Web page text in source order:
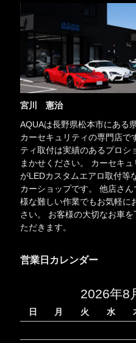
宮川 憲治
AQUAは長野県松本市にある
カーセキュリティの専門店で
ティ取付は実績のあるプロシ
まかせください。 カーセキ
がLEDカスタムエアロ取付等
カーショップです。 他店さん
様な難しい作業でもお気軽に
さい。 お客様の大切なお車
ただきます。
営業日カレンダー
2026年8
日 月 火 水